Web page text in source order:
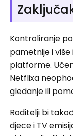
Kontroliranje
pametnije i
platforme.
Netflixa
gledanje ili
Roditelji bi
djece i TV